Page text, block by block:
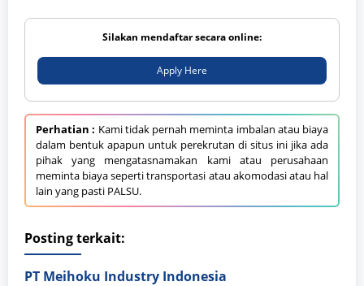
Silakan mendaftar secara online:
Apply Here
Perhatian : Kami tidak pernah meminta imbalan atau biaya
dalam bentuk apapun untuk perekrutan di situs ini jika ada
pihak yang mengatasnamakan kami atau perusahaan
meminta biaya seperti transportasi atau akomodasi atau hal
lain yang pasti PALSU.
Posting terkait:
PT Meihoku Industry Indonesia